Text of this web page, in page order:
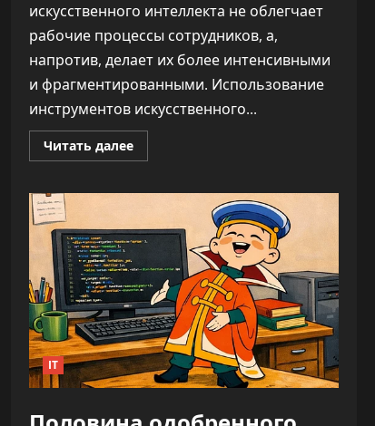
искусственного интеллекта не облегчает
рабочие процессы сотрудников, а,
напротив, делает их более интенсивными
и фрагментированными. Использование
инструментов искусственного...
Читать далееПрочитать
больше
не
а
увеличивает
на
каждую
задачу
—
до
346%
IT